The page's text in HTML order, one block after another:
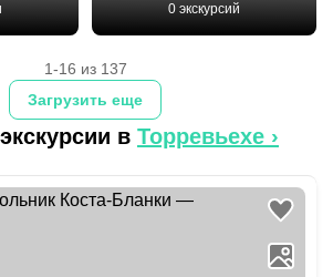
0 экскурсий
Загрузить еще
1-16 из 137
в Торревьехе ›